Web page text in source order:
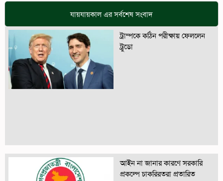
যায়যায়কাল এর সর্বশেষ সংবাদ
ট্রাম্পকে কঠিন পরীক্ষায় ফেললেন
ট্রুডো
আইন না জানার কারণে সরকারি
প্রকল্পে চাকরিরতরা প্রতারিত